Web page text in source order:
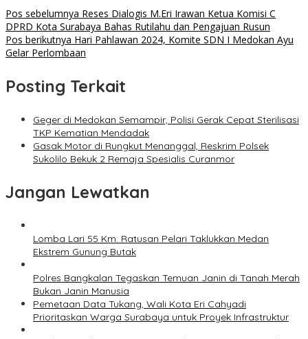
Pos sebelumnya Reses Dialogis M.Eri Irawan Ketua Komisi C
DPRD Kota Surabaya Bahas Rutilahu dan Pengajuan Rusun
Pos berikutnya Hari Pahlawan 2024, Komite SDN I Medokan Ayu
Gelar Perlombaan
Posting Terkait
Geger di Medokan Semampir, Polisi Gerak Cepat Sterilisasi
TKP Kematian Mendadak
Gasak Motor di Rungkut Menanggal, Reskrim Polsek
Sukolilo Bekuk 2 Remaja Spesialis Curanmor
Jangan Lewatkan
Lomba Lari 55 Km: Ratusan Pelari Taklukkan Medan
Ekstrem Gunung Butak
Polres Bangkalan Tegaskan Temuan Janin di Tanah Merah
Bukan Janin Manusia
Pemetaan Data Tukang, Wali Kota Eri Cahyadi
Prioritaskan Warga Surabaya untuk Proyek Infrastruktur